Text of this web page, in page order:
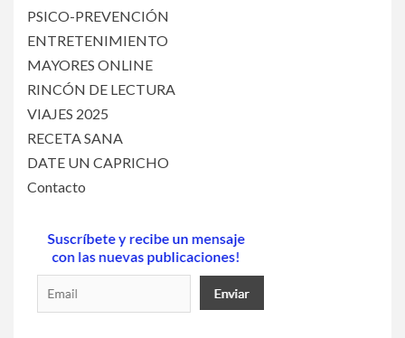
PSICO-PREVENCIÓN
ENTRETENIMIENTO
MAYORES ONLINE
RINCÓN DE LECTURA
VIAJES 2025
RECETA SANA
DATE UN CAPRICHO
Contacto